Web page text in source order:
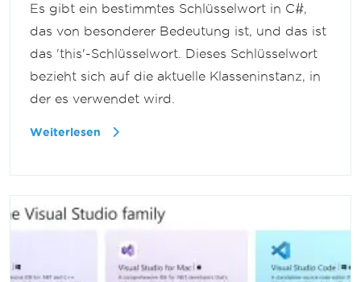
Es gibt ein bestimmtes Schlüsselwort in C#,
das von besonderer Bedeutung ist, und das ist
das 'this'-Schlüsselwort. Dieses Schlüsselwort
bezieht sich auf die aktuelle Klasseninstanz, in
der es verwendet wird.
Weiterlesen